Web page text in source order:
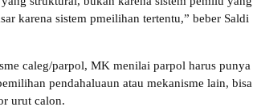
karena sistem pmeilihan tertentu,” beber Saldi
caleg/parpol, MK menilai parpol harus punya
pendahaluaun atau mekanisme lain, bisa
urut calon.